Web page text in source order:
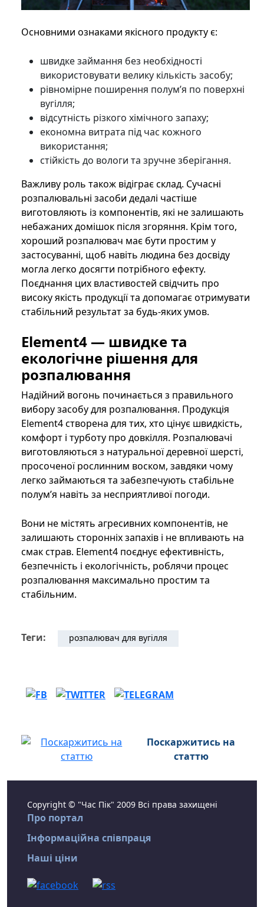
Основними ознаками якісного продукту є:
швидке займання без необхідності
використовувати велику кількість засобу;
рівномірне поширення полум’я по поверхні
вугілля;
відсутність різкого хімічного запаху;
економна витрата під час кожного
використання;
стійкість до вологи та зручне зберігання.
Важливу роль також відіграє склад. Сучасні
розпалювальні засоби дедалі частіше
виготовляють із компонентів, які не залишають
небажаних домішок після згоряння. Крім того,
хороший розпалювач має бути простим у
застосуванні, щоб навіть людина без досвіду
могла легко досягти потрібного ефекту.
Поєднання цих властивостей свідчить про
високу якість продукції та допомагає отримувати
стабільний результат за будь-яких умов.
Element4 — швидке та
екологічне рішення для
розпалювання
Надійний вогонь починається з правильного
вибору засобу для розпалювання. Продукція
Element4 створена для тих, хто цінує швидкість,
комфорт і турботу про довкілля. Розпалювачі
виготовляються з натуральної деревної шерсті,
просоченої рослинним воском, завдяки чому
легко займаються та забезпечують стабільне
полум’я навіть за несприятливої погоди.
Вони не містять агресивних компонентів, не
залишають сторонніх запахів і не впливають на
смак страв. Element4 поєднує ефективність,
безпечність і екологічність, роблячи процес
розпалювання максимально простим та
стабільним.
Теги: розпалювач для вугілля
Поскаржитись на
статтю
Copyright © "Час Пік" 2009 Всі права захищені
Про портал
Інформаційна співпраця
Наші ціни